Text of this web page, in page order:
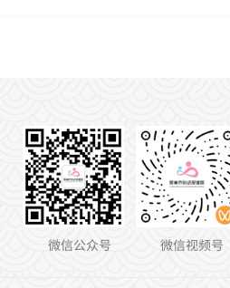
微信公众号 微信视频号